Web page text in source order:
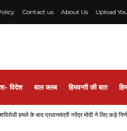
Contact us About Us Upload
विदेश बाल क्लब हिमवन्ती की बात
हमले के बाद प्रधानमंत्री नरेंद्र मोदी ने लिए कड़े